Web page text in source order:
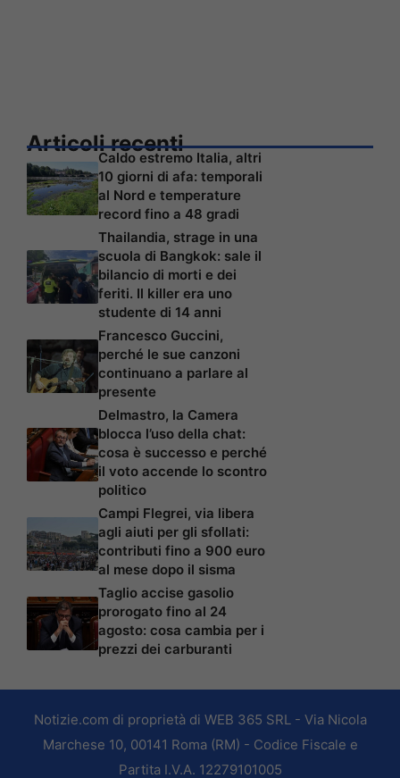
Articoli recenti
Caldo estremo Italia, altri
10 giorni di afa: temporali
al Nord e temperature
record fino a 48 gradi
Thailandia, strage in una
scuola di Bangkok: sale il
bilancio di morti e dei
feriti. Il killer era uno
studente di 14 anni
Francesco Guccini,
perché le sue canzoni
continuano a parlare al
presente
Delmastro, la Camera
blocca l’uso della chat:
cosa è successo e perché
il voto accende lo scontro
politico
Campi Flegrei, via libera
agli aiuti per gli sfollati:
contributi fino a 900 euro
al mese dopo il sisma
Taglio accise gasolio
prorogato fino al 24
agosto: cosa cambia per i
prezzi dei carburanti
Notizie.com di proprietà di WEB 365 SRL - Via Nicola
Marchese 10, 00141 Roma (RM) - Codice Fiscale e
Partita I.V.A. 12279101005